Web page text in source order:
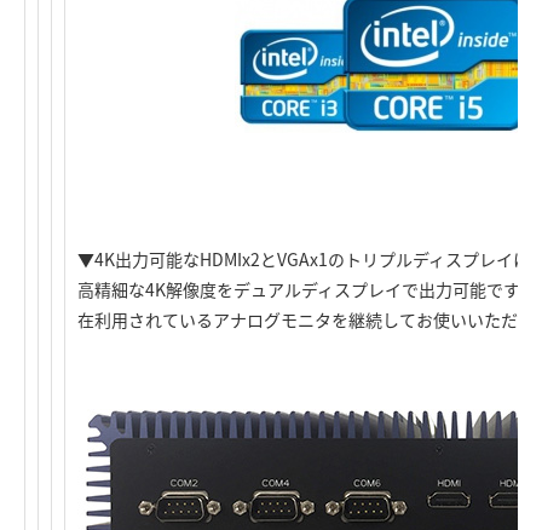
▼4K出力可能なHDMIx2とVGAx1のトリプルディスプレイに
高精細な4K解像度をデュアルディスプレイで出力可能です
在利用されているアナログモニタを継続してお使いいただけ